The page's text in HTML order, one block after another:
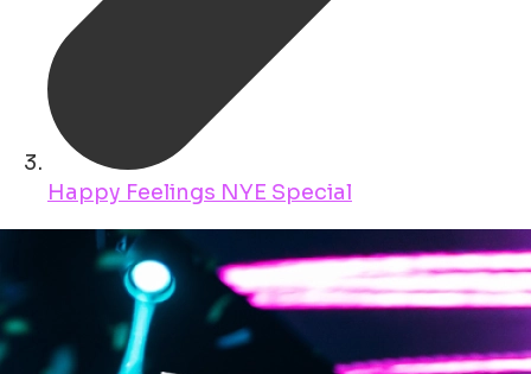
Happy Feelings NYE Special